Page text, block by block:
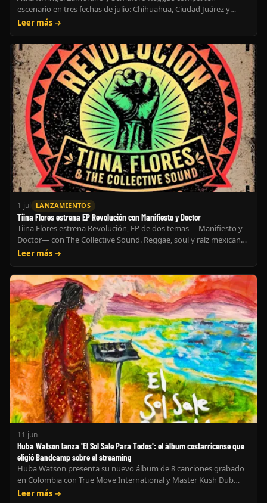
escenario en tres fechas de julio: Chihuahua, Ciudad Juárez y
CDMX. El reggae latinoamericano hace escala en el norte.
Leer más →
1 jul LANZAMIENTOS
Tiina Flores estrena EP Revolución con Manifiesto y Doctor
Tiina Flores estrena Revolución, EP de dos temas —Manifiesto y
Doctor— con The Collective Sound. Reggae, soul y raíz mexicana
bajo el sello Voxsayab.
Leer más →
11 jun
Huba Watson lanza 'El Sol Sale Para Todos': el álbum costarricense que
eligió Bandcamp sobre el streaming
Huba Watson presenta su nuevo álbum de 8 canciones grabado
en Colombia con True Move International y Master Kush Dub
System. Roots, steppas y dancehall consciente — solo en
Leer más →